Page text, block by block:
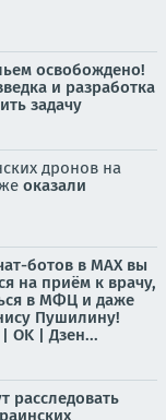
освобождено!
и разработка
задачу
дронов на
оказали
ботов в МАХ вы
на приём к врачу,
в МФЦ и даже
Пушилину!
OK | Дзен...
расследовать